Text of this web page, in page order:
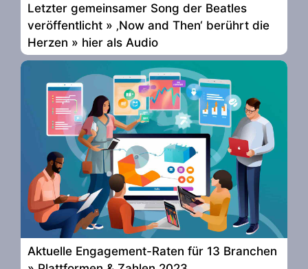
Letzter gemeinsamer Song der Beatles
veröffentlicht » ‚Now and Then‘ berührt die
Herzen » hier als Audio
Aktuelle Engagement-Raten für 13 Branchen